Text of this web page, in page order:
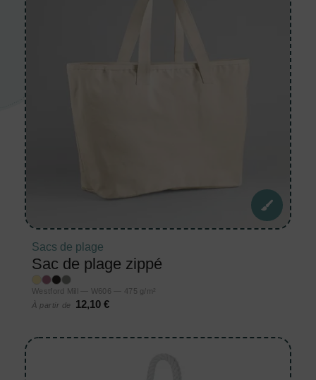
Sacs de plage
Sac de plage zippé
Westford Mill — W606 — 475 g/m²
À partir de
12,10 €